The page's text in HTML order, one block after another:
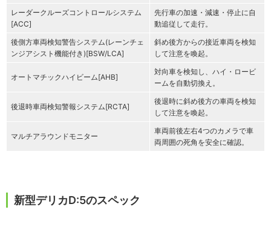
レーダークルーズコントロールシステム
[ACC]
先行車の加速・減速・停止に自
動追従して走行。
後側方車両検知警告システム(レーンチェ
ンジアシスト機能付き)[BSW/LCA]
斜め後方からの接近車両を検知
して注意を喚起。
オートマチックハイビーム[AHB]
対向車を検知し、ハイ・ロービ
ームを自動切換え。
後退時車両検知警報システム[RCTA]
後退時に斜め後方の車両を検知
して注意を喚起。
マルチアラウンドモニター
車両前後左右4つのカメラで車
両周囲の死角を安全に確認。
新型デリカD:5のスペック